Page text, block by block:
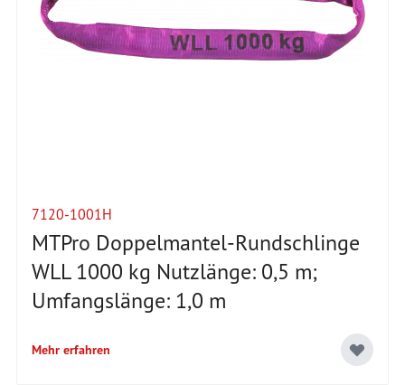
7120-1001H
MTPro Doppelmantel-Rundschlinge
WLL 1000 kg Nutzlänge: 0,5 m;
Umfangslänge: 1,0 m
Mehr erfahren